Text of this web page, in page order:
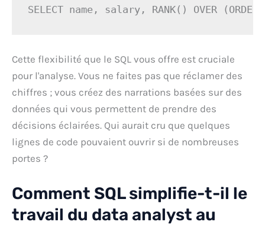
SELECT name, salary, RANK() OVER
Cette flexibilité que le SQL vous offre est cruciale
pour l'analyse. Vous ne faites pas que réclamer des
chiffres ; vous créez des narrations basées sur des
données qui vous permettent de prendre des
décisions éclairées. Qui aurait cru que quelques
lignes de code pouvaient ouvrir si de nombreuses
portes ?
Comment SQL simplifie-t-il le
travail du data analyst au